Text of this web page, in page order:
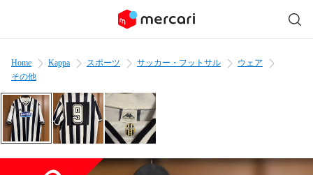
Home Kappa スポーツ サッカー・フットサル
ウェア
その他